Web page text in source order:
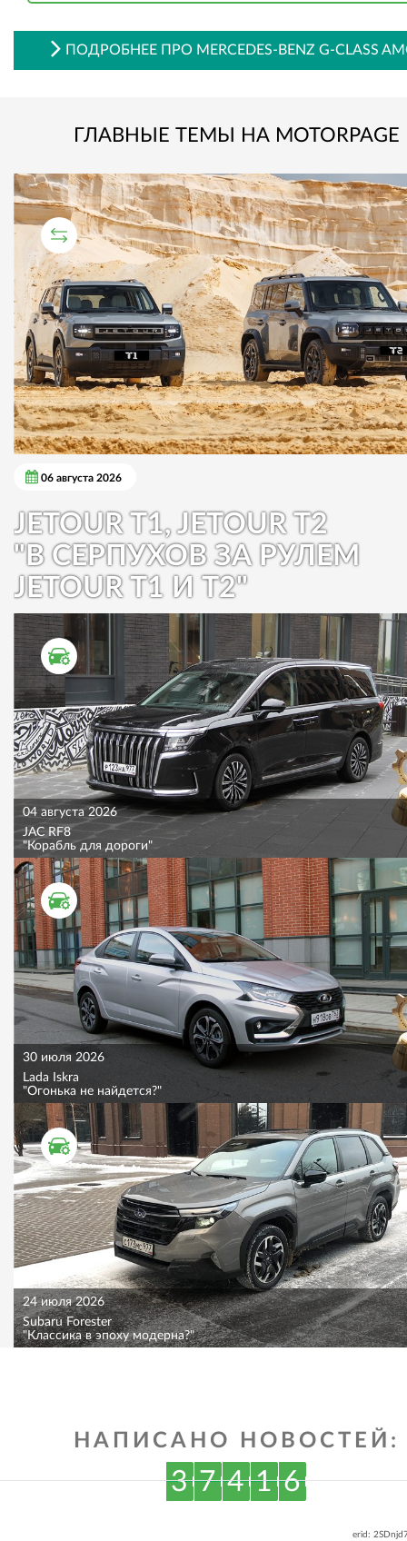
ПОДРОБНЕЕ ПРО MERCEDES-BENZ G-CLASS
ГЛАВНЫЕ ТЕМЫ НА MOTORPAGE
СРАВНИТЕЛЬНЫЙ ТЕСТ
06 августа 2026
JETOUR T1, JETOUR T2
"В СЕРПУХОВ ЗА РУЛЕМ
JETOUR T1 И T2"
ТЕСТ ДРАЙВ
04 августа 2026
JAC RF8
"Корабль для дороги"
ТЕСТ ДРАЙВ
30 июля 2026
Lada Iskra
"Огонька не найдется?"
ТЕСТ ДРАЙВ
24 июля 2026
Subaru Forester
"Классика в эпоху модерна?"
НАПИСАНО НОВОСТЕЙ:
3 7 4 1 6
erid: